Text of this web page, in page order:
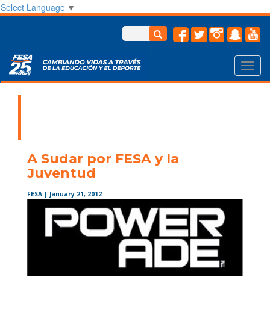
Select Language ▼
A Sudar por FESA y la
Juventud
FESA | January 21, 2012